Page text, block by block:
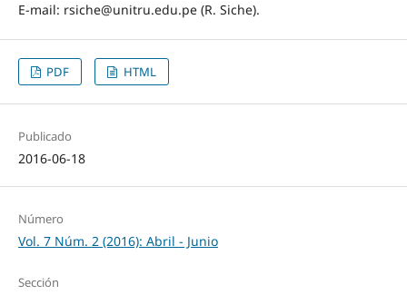
E-mail: rsiche@unitru.edu.pe (R. Siche).
PDF HTML
Publicado
2016-06-18
Número
Vol. 7 Núm. 2 (2016): Abril - Junio
Sección